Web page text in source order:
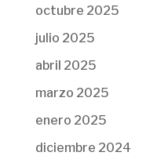
octubre 2025
julio 2025
abril 2025
marzo 2025
enero 2025
diciembre 2024